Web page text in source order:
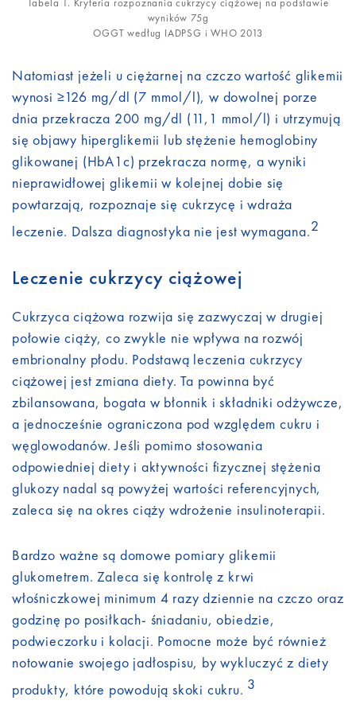
Tabela 1. Kryteria rozpoznania cukrzycy ciążowej na podstawie
wyników 75g
OGGT według IADPSG i WHO 2013
Natomiast jeżeli u ciężarnej na czczo wartość glikemii
wynosi ≥126 mg/dl (7 mmol/l), w dowolnej porze
dnia przekracza 200 mg/dl (11,1 mmol/l) i utrzymują
się objawy hiperglikemii lub stężenie hemoglobiny
glikowanej (HbA1c) przekracza normę, a wyniki
nieprawidłowej glikemii w kolejnej dobie się
powtarzają, rozpoznaje się cukrzycę i wdraża
leczenie. Dalsza diagnostyka nie jest wymagana.2
Leczenie cukrzycy ciążowej
Cukrzyca ciążowa rozwija się zazwyczaj w drugiej
połowie ciąży, co zwykle nie wpływa na rozwój
embrionalny płodu. Podstawą leczenia cukrzycy
ciążowej jest zmiana diety. Ta powinna być
zbilansowana, bogata w błonnik i składniki odżywcze,
a jednocześnie ograniczona pod względem cukru i
węglowodanów. Jeśli pomimo stosowania
odpowiedniej diety i aktywności fizycznej stężenia
glukozy nadal są powyżej wartości referencyjnych,
zaleca się na okres ciąży wdrożenie insulinoterapii.
Bardzo ważne są domowe pomiary glikemii
glukometrem. Zaleca się kontrolę z krwi
włośniczkowej minimum 4 razy dziennie na czczo oraz
godzinę po posiłkach- śniadaniu, obiedzie,
podwieczorku i kolacji. Pomocne może być również
notowanie swojego jadłospisu, by wykluczyć z diety
produkty, które powodują skoki cukru. 3